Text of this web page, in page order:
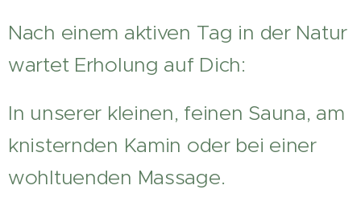
Nach einem aktiven Tag in der Natur
wartet Erholung auf Dich:
In unserer kleinen, feinen Sauna, am
knisternden Kamin oder bei einer
wohltuenden Massage.